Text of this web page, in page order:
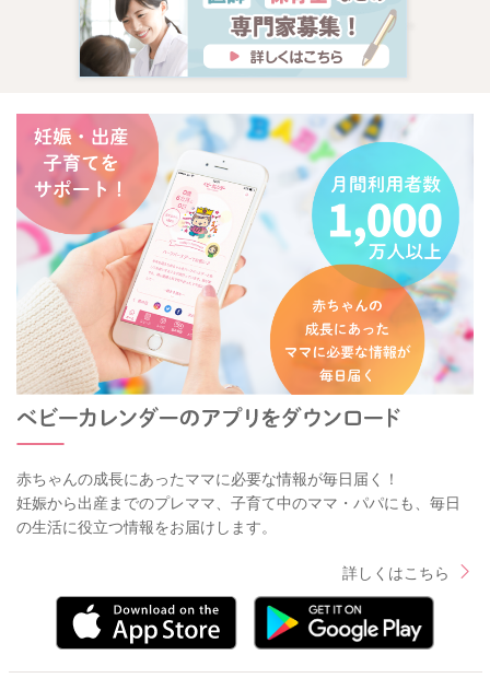
赤ちゃんの成長にあったママに必要な情報が毎日届く！
妊娠から出産までのプレママ、子育て中のママ・パパにも、毎日
の生活に役立つ情報をお届けします。
詳しくはこちら